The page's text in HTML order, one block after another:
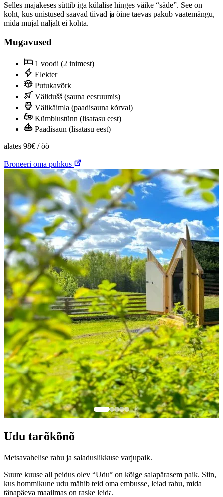
Selles majakeses süttib iga külalise hinges väike “säde”. See on
koht, kus unistused saavad tiivad ja öine taevas pakub vaatemängu,
mida mujal naljalt ei kohta.
Mugavused
1 voodi (2 inimest)
Elekter
Putukavõrk
Välidušš (sauna eesruumis)
Välikäimla (paadisauna kõrval)
Kümblustünn (lisatasu eest)
Paadisaun (lisatasu eest)
alates 98€ / öö
Broneeri oma puhkus
Udu tarõkõnõ
Metsavahelise rahu ja saladuslikkuse varjupaik.
Suure kuuse all peidus olev “Udu” on kõige salapärasem paik. Siin,
kus hommikune udu mähib teid oma embusse, leiad rahu, mida
tänapäeva maailmas on raske leida.